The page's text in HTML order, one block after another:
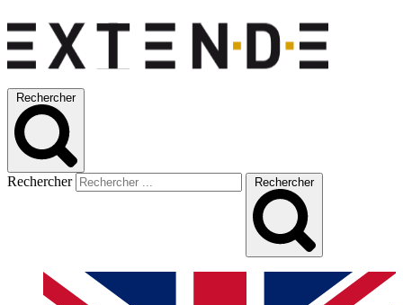
Rechercher
Rechercher Rechercher